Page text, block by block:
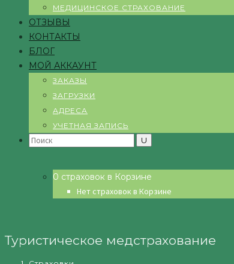
МЕДИЦИНСКОЕ СТРАХОВАНИЕ
ОТЗЫВЫ
КОНТАКТЫ
БЛОГ
МОЙ АККАУНТ
ЗАКАЗЫ
ЗАГРУЗКИ
АДРЕСА
УЧЕТНАЯ ЗАПИСЬ
Search
0 страховок в Корзине
Нет страховок в Корзине
Туристическое медстрахование